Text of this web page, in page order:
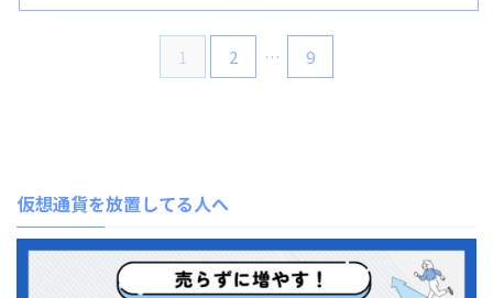
1 2 … 9
仮想通貨を放置してる人へ